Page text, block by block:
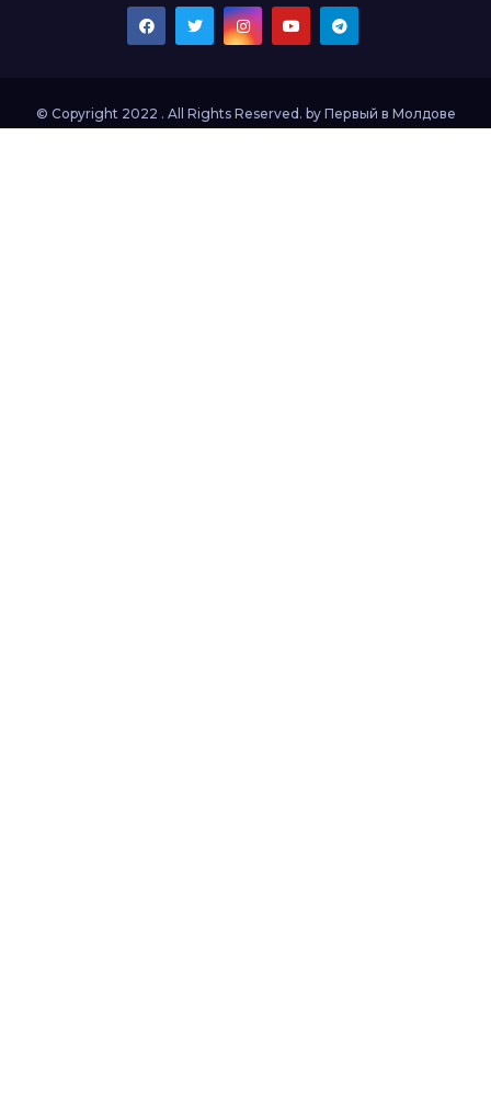
© Copyright 2022 . All Rights Reserved. by Первый в Молдове